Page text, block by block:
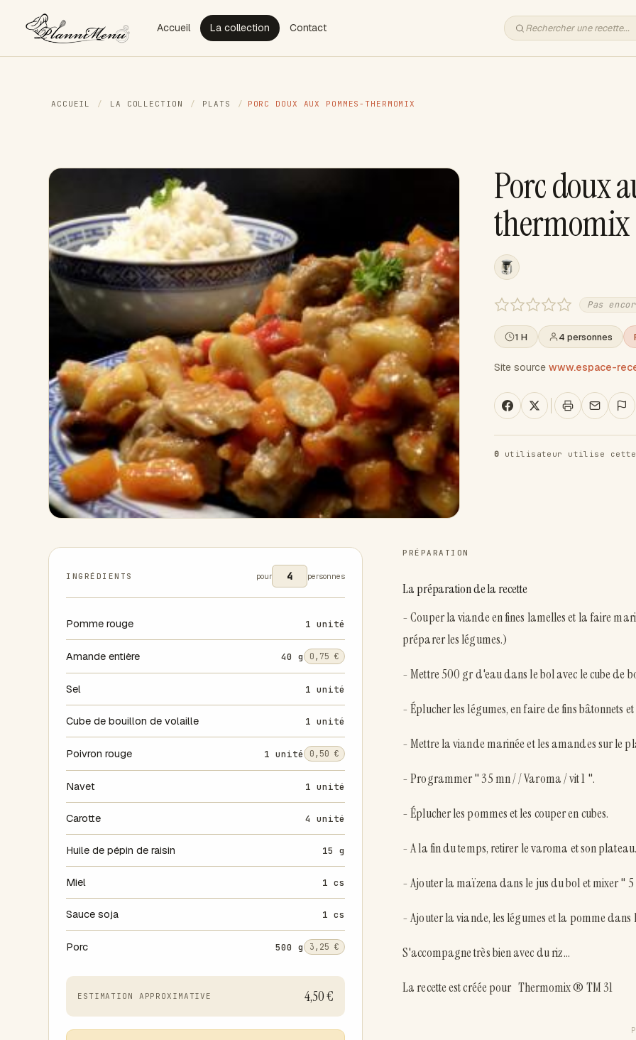
Accueil La collection Contact
ACCUEIL / LA COLLECTION / PLATS / PORC DOUX AUX POMMES-THERMOMIX
Porc doux
thermomix
Pas
1 H 4 personnes
Site source www.espace-
0 utilisateur utilise cette
INGRÉDIENTS pour personnes
Pomme rouge 1 unité
Amande entière 40 g 0,75 €
Sel 1 unité
Cube de bouillon de volaille 1 unité
Poivron rouge 1 unité 0,50 €
Navet 1 unité
Carotte 4 unité
Huile de pépin de raisin 15 g
Miel 1 cs
Sauce soja 1 cs
Porc 500 g 3,25 €
ESTIMATION APPROXIMATIVE 4,50 €
PRÉPARATION
La préparation de la recette
- Couper la viande en fines lamelles et la faire
préparer les légumes.)
- Mettre 500 gr d'eau dans le bol avec le cube de
- Éplucher les légumes, en faire de fins bâtonnets
- Mettre la viande marinée et les amandes sur le
- Programmer " 35 mn / / Varoma / vit 1 ".
- Éplucher les pommes et les couper en cubes.
- A la fin du temps, retirer le varoma et son plateau.
- Ajouter la maïzena dans le jus du bol et mixer " 5
- Ajouter la viande, les légumes et la pomme
S'accompagne très bien avec du riz ...
La recette est créée pour Thermomix ® TM 31